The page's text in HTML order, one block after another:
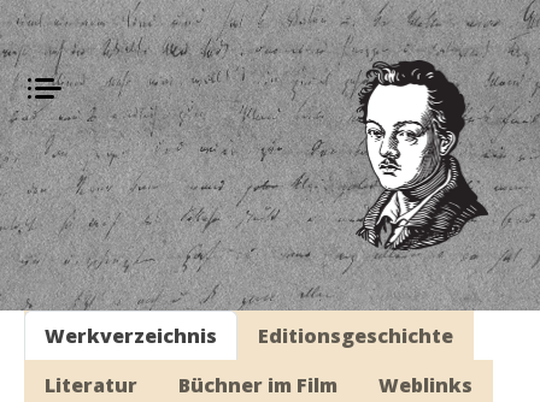
Werkverzeichnis
Editionsgeschichte
Literatur
Büchner im Film Weblinks